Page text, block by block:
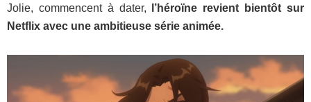
Jolie, commencent à dater, l’héroïne revient bientôt sur
Netflix avec une ambitieuse série animée.